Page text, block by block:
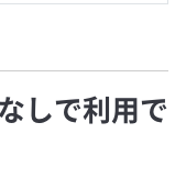
しで利用で